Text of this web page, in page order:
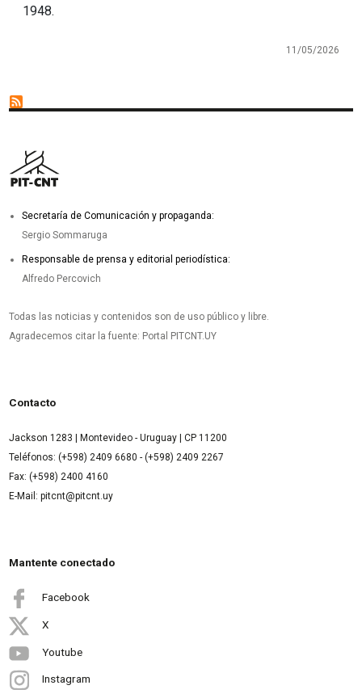
1948.
11/05/2026
Secretaría de Comunicación y propaganda:
Sergio Sommaruga
Responsable de prensa y editorial periodística:
Alfredo Percovich
Todas las noticias y contenidos son de uso público y libre.
Agradecemos citar la fuente: Portal PITCNT.UY
Contacto
Jackson 1283 | Montevideo - Uruguay | CP 11200
Teléfonos: (+598) 2409 6680 - (+598) 2409 2267
Fax: (+598) 2400 4160
E-Mail: pitcnt@pitcnt.uy
Mantente conectado
Facebook
X
Youtube
Instagram